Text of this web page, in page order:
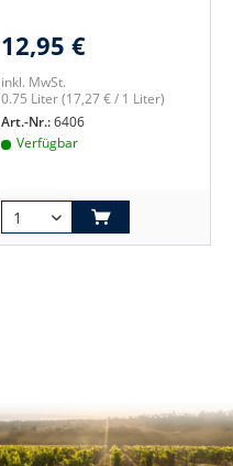
12,95 €
inkl. MwSt.
0.75 Liter(17,27 € / 1 Liter)
Art.-Nr.:6406
Verfügbar